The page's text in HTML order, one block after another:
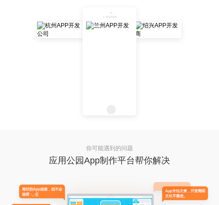
你可能遇到的问题
应用公园App制作平台帮你解决